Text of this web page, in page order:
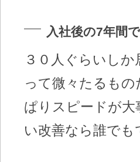
入社後の7年間
３０人ぐらいし
って微々たるも
ぱりスピードが
い改善なら誰で